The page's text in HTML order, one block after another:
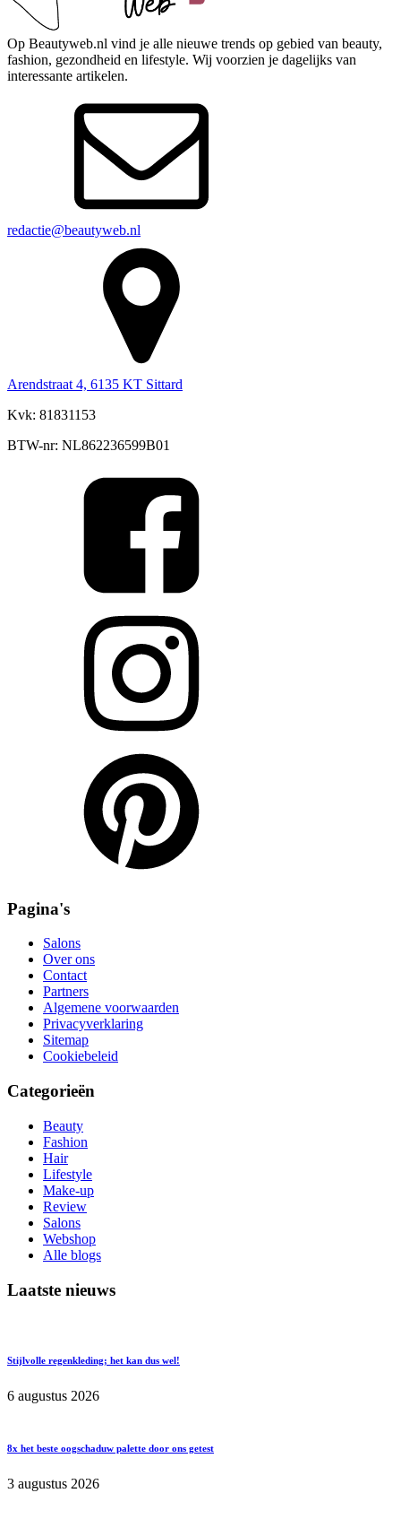
Op Beautyweb.nl vind je alle nieuwe trends op gebied van beauty,
fashion, gezondheid en lifestyle. Wij voorzien je dagelijks van
interessante artikelen.
redactie@beautyweb.nl
Arendstraat 4, 6135 KT Sittard
Kvk: 81831153
BTW-nr: NL862236599B01
Pagina's
Salons
Over ons
Contact
Partners
Algemene voorwaarden
Privacyverklaring
Sitemap
Cookiebeleid
Categorieën
Beauty
Fashion
Hair
Lifestyle
Make-up
Review
Salons
Webshop
Alle blogs
Laatste nieuws
Stijlvolle regenkleding; het kan dus wel!
6 augustus 2026
8x het beste oogschaduw palette door ons getest
3 augustus 2026